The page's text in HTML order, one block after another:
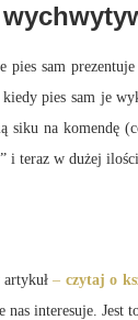
pies sam
pies sam je
siku na komendę
i teraz w dużej
artykuł– czytaj o
nas interesuje.